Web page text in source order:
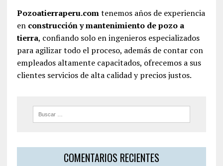
Pozoatierraperu.comtenemos años de experiencia
en construcción y mantenimiento de pozo a
tierra, confiando solo en ingenieros especializados
para agilizar todo el proceso, además de contar con
empleados altamente capacitados, ofrecemos a sus
clientes servicios de alta calidad y precios justos.
COMENTARIOS RECIENTES